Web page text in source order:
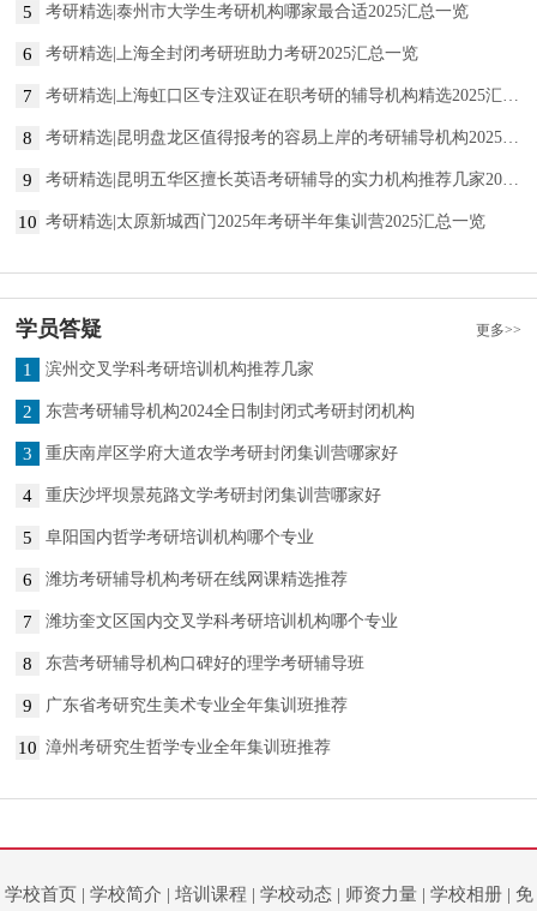
5 考研精选|泰州市大学生考研机构哪家最合适2025汇总一览
6 考研精选|上海全封闭考研班助力考研2025汇总一览
7 考研精选|上海虹口区专注双证在职考研的辅导机构精选2025汇总一览
8 考研精选|昆明盘龙区值得报考的容易上岸的考研辅导机构2025汇总一览
9 考研精选|昆明五华区擅长英语考研辅导的实力机构推荐几家2025汇总一览
10 考研精选|太原新城西门2025年考研半年集训营2025汇总一览
更多>>
学员答疑
1 滨州交叉学科考研培训机构推荐几家
2 东营考研辅导机构2024全日制封闭式考研封闭机构
3 重庆南岸区学府大道农学考研封闭集训营哪家好
4 重庆沙坪坝景苑路文学考研封闭集训营哪家好
5 阜阳国内哲学考研培训机构哪个专业
6 潍坊考研辅导机构考研在线网课精选推荐
7 潍坊奎文区国内交叉学科考研培训机构哪个专业
8 东营考研辅导机构口碑好的理学考研辅导班
9 广东省考研究生美术专业全年集训班推荐
10 漳州考研究生哲学专业全年集训班推荐
学校首页| 学校简介 | 培训课程 | 学校动态 | 师资力量| 学校相册| 免